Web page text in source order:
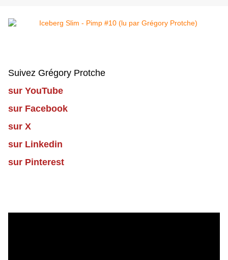
Suivez Grégory Protche
sur YouTube
sur Facebook
sur X
sur Linkedin
sur Pinterest